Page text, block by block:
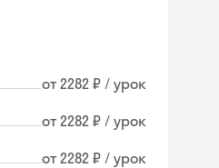
от 2282 ₽ / урок
от 2282 ₽ / урок
от 2282 ₽ / урок